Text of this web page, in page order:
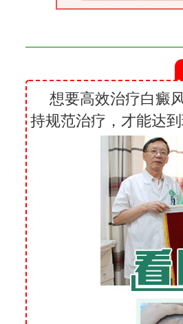
想要高效治疗白癜
持规范治疗，才能达